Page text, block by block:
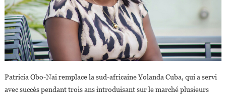
Patricia Obo-Nai remplace la sud-africaine Yolanda Cuba, qui a servi
avec succès pendant trois ans introduisant sur le marché plusieurs